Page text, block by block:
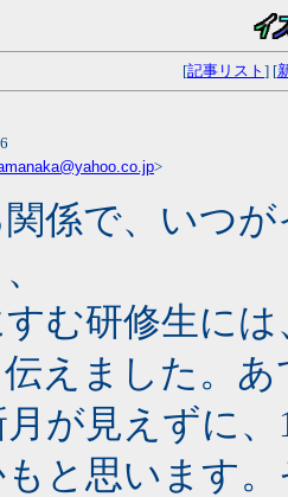
[記事リスト ] [
>
係で、いつ
む研修生には
伝えました。
が見えずに
と思います